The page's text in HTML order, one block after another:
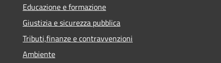
Educazione e formazione
Giustizia e sicurezza pubblica
Tributi,finanze e contravvenzioni
Ambiente